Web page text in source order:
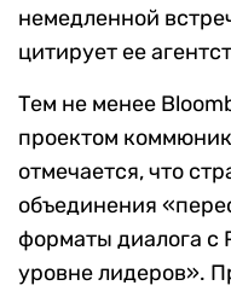
немедленной
цитирует ее
Тем не менее
проектом
отмечается, что
объединения
форматы диалога с
уровне лидеров».